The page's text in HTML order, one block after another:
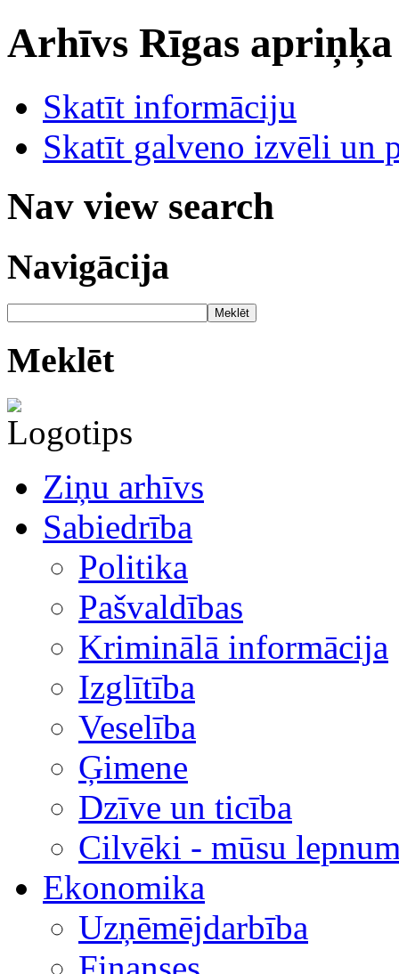
Arhīvs Rīgas
Skatīt informāciju
Skatīt galveno izvēli un
Nav view search
Navigācija
Meklēt
Meklēt
Ziņu arhīvs
Sabiedrība
Politika
Pašvaldības
Kriminālā informācija
Izglītība
Veselība
Ģimene
Dzīve un ticība
Cilvēki - mūsu
Ekonomika
Uzņēmējdarbība